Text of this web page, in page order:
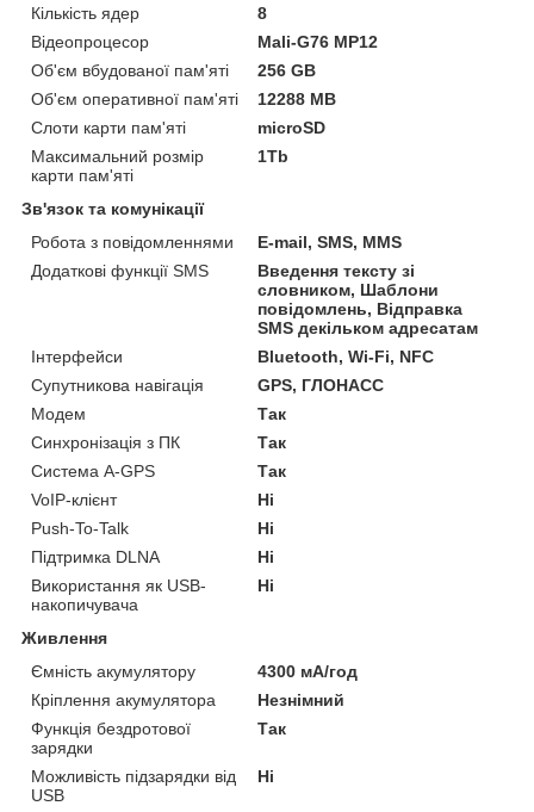
Кількість ядер
8
Відеопроцесор
Mali-G76 MP12
Об'єм вбудованої пам'яті
256 GB
Об'єм оперативної пам'яті
12288 MB
Слоти карти пам'яті
microSD
Максимальний розмір
карти пам'яті
1Tb
Зв'язок та комунікації
Робота з повідомленнями
E-mail, SMS, MMS
Додаткові функції SMS
Введення тексту зі
словником, Шаблони
повідомлень, Відправка
SMS декільком адресатам
Інтерфейси
Bluetooth, Wi-Fi, NFC
Супутникова навігація
GPS, ГЛОНАСС
Модем
Так
Синхронізація з ПК
Так
Система A-GPS
Так
VoIP-клієнт
Ні
Push-To-Talk
Ні
Підтримка DLNA
Ні
Використання як USB-
накопичувача
Ні
Живлення
Ємність акумулятору
4300 мА/год
Кріплення акумулятора
Незнімний
Функція бездротової
зарядки
Так
Можливість підзарядки від
USB
Ні